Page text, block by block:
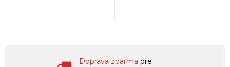
Doprava zdarma pre